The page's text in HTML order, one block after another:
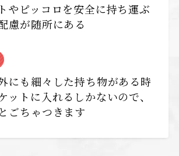
やピッコロを安全に持ち運ぶ
慮が随所にある
にも細々した持ち物がある時
ットに入れるしかないので、
ごちゃつきます